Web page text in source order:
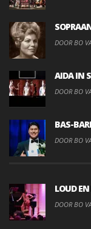
DOOR BO
AIDA IN
DOOR BO
BAS-
DOOR BO
LOUD
DOOR BO